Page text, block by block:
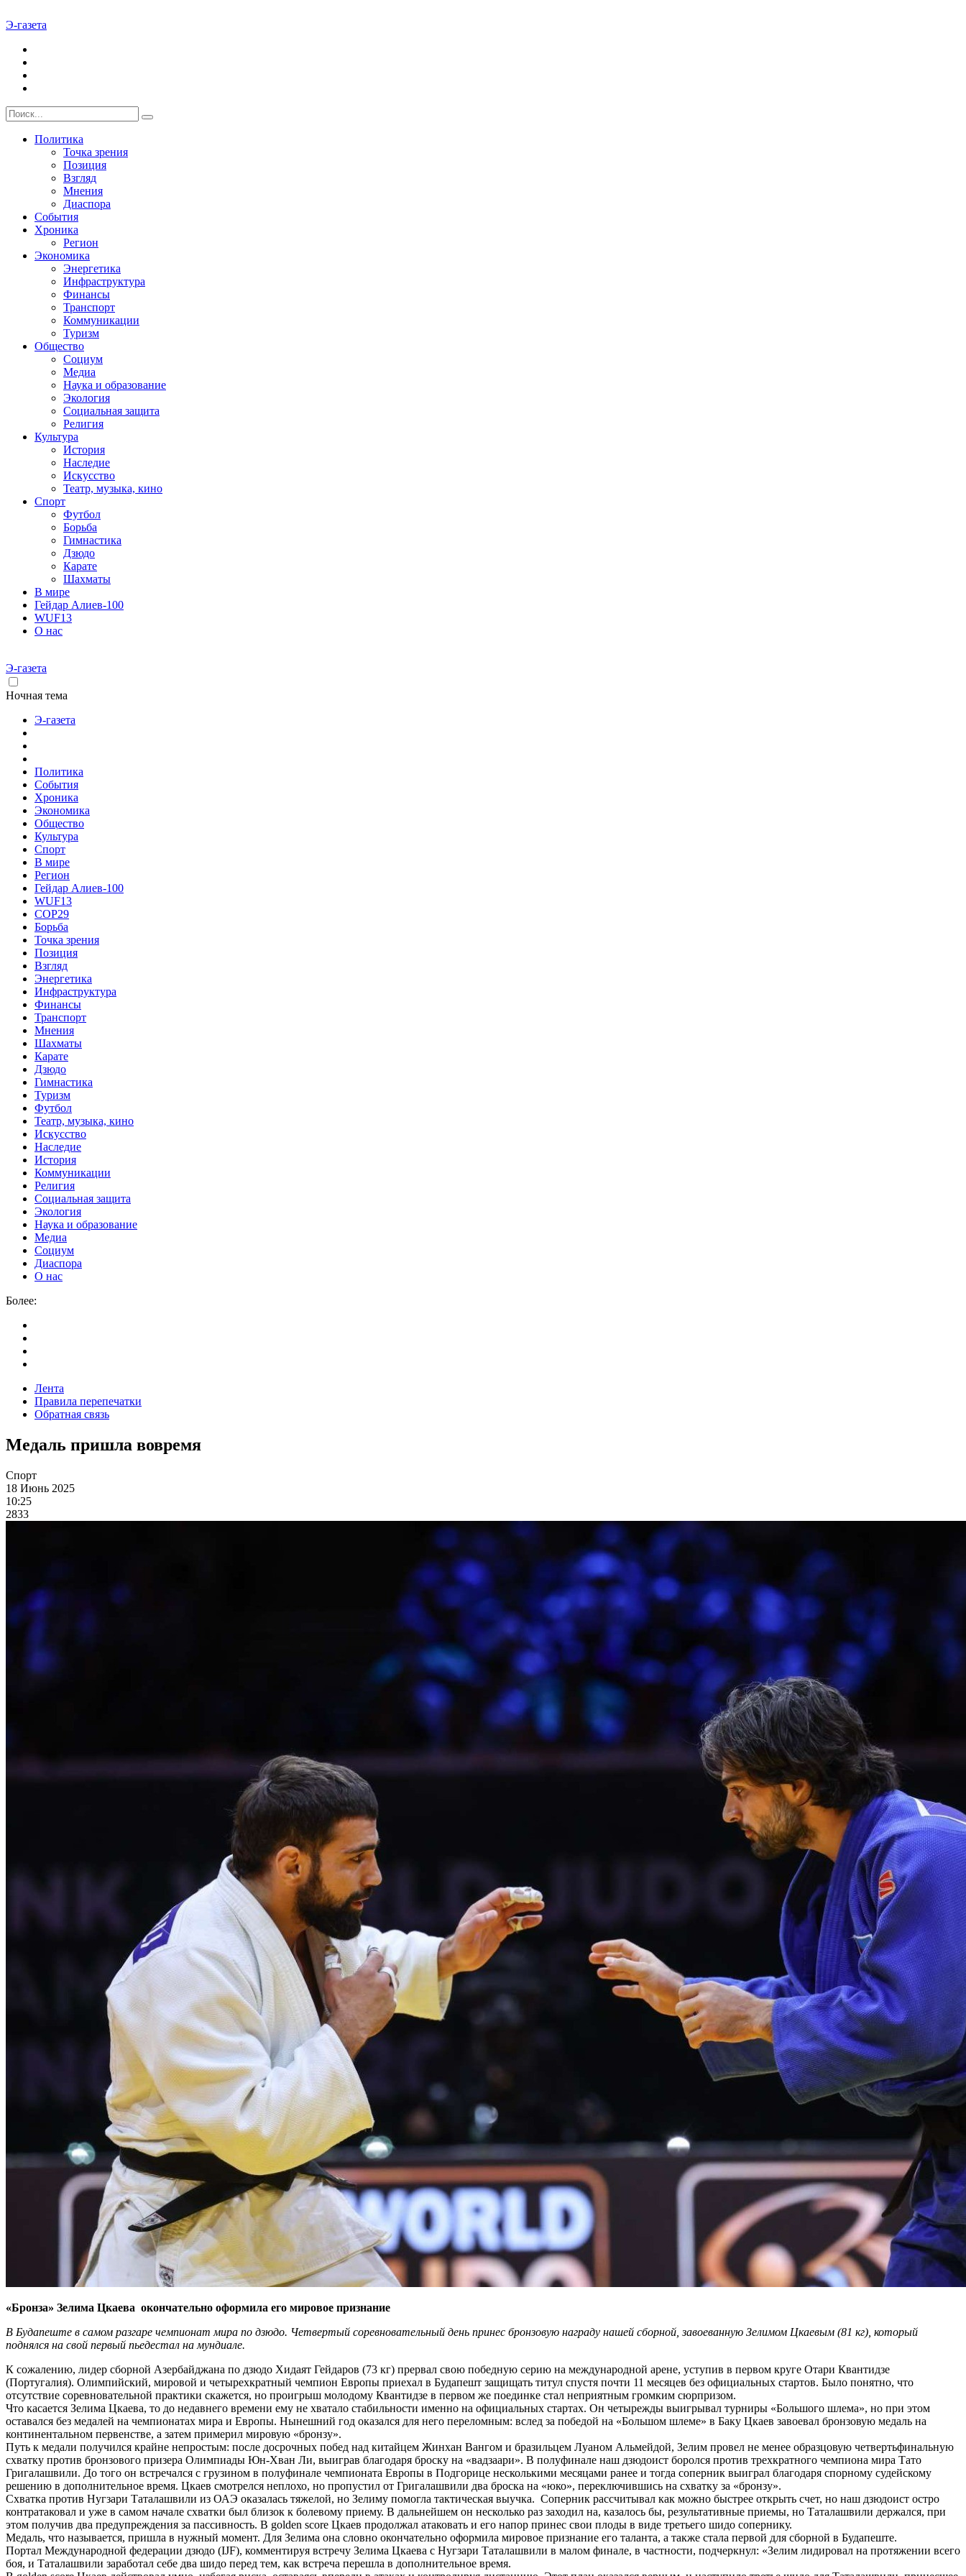
Э-газета
Политика
Точка зрения
Позиция
Взгляд
Мнения
Диаспора
События
Хроника
Регион
Экономика
Энергетика
Инфраструктура
Финансы
Транспорт
Коммуникации
Туризм
Общество
Социум
Медиа
Наука и образование
Экология
Социальная защита
Религия
Культура
История
Наследие
Искусство
Театр, музыка, кино
Спорт
Футбол
Борьба
Гимнастика
Дзюдо
Карате
Шахматы
В мире
Гейдар Алиев-100
WUF13
О нас
Э-газета
Ночная тема
Э-газета
Политика
События
Хроника
Экономика
Общество
Культура
Спорт
В мире
Регион
Гейдар Алиев-100
WUF13
COP29
Борьба
Точка зрения
Позиция
Взгляд
Энергетика
Инфраструктура
Финансы
Транспорт
Мнения
Шахматы
Карате
Дзюдо
Гимнастика
Туризм
Футбол
Театр, музыка, кино
Искусство
Наследие
История
Коммуникации
Религия
Социальная защита
Экология
Наука и образование
Медиа
Социум
Диаспора
О нас
Более:
Лента
Правила перепечатки
Обратная связь
Медаль пришла вовремя
Спорт
18 Июнь 2025
10:25
2833
«Бронза» Зелима Цкаева окончательно оформила его мировое признание
В Будапеште в самом разгаре чемпионат мира по дзюдо. Четвертый соревновательный день принес бронзовую награду нашей сборной, завоеванную Зелимом Цкаевым (81 кг), который
поднялся на свой первый пьедестал на мундиале.
К сожалению, лидер сборной Азербайджана по дзюдо Хидаят Гейдаров (73 кг) прервал свою победную серию на международной арене, уступив в первом круге Отари Квантидзе
(Португалия). Олимпийский, мировой и четырехкратный чемпион Европы приехал в Будапешт защищать титул спустя почти 11 месяцев без официальных стартов. Было понятно, что
отсутствие соревновательной практики скажется, но проигрыш молодому Квантидзе в первом же поединке стал неприятным громким сюрпризом.
Что касается Зелима Цкаева, то до недавнего времени ему не хватало стабильности именно на официальных стартах. Он четырежды выигрывал турниры «Большого шлема», но при этом
оставался без медалей на чемпионатах мира и Европы. Нынешний год оказался для него переломным: вслед за победой на «Большом шлеме» в Баку Цкаев завоевал бронзовую медаль на
континентальном первенстве, а затем примерил мировую «бронзу».
Путь к медали получился крайне непростым: после досрочных побед над китайцем Жинхан Вангом и бразильцем Луаном Альмейдой, Зелим провел не менее образцовую четвертьфинальную
схватку против бронзового призера Олимпиады Юн-Хван Ли, выиграв благодаря броску на «вадзаари». В полуфинале наш дзюдоист боролся против трехкратного чемпиона мира Тато
Григалашвили. До того он встречался с грузином в полуфинале чемпионата Европы в Подгорице несколькими месяцами ранее и тогда соперник выиграл благодаря спорному судейскому
решению в дополнительное время. Цкаев смотрелся неплохо, но пропустил от Григалашвили два броска на «юко», переключившись на схватку за «бронзу».
Схватка против Нугзари Таталашвили из ОАЭ оказалась тяжелой, но Зелиму помогла тактическая выучка. Соперник рассчитывал как можно быстрее открыть счет, но наш дзюдоист остро
контратаковал и уже в самом начале схватки был близок к болевому приему. В дальнейшем он несколько раз заходил на, казалось бы, результативные приемы, но Таталашвили держался, при
этом получив два предупреждения за пассивность. В golden score Цкаев продолжал атаковать и его напор принес свои плоды в виде третьего шидо сопернику.
Медаль, что называется, пришла в нужный момент. Для Зелима она словно окончательно оформила мировое признание его таланта, а также стала первой для сборной в Будапеште.
Портал Международной федерации дзюдо (IJF), комментируя встречу Зелима Цкаева с Нугзари Таталашвили в малом финале, в частности, подчеркнул: «Зелим лидировал на протяжении всего
боя, и Таталашвили заработал себе два шидо перед тем, как встреча перешла в дополнительное время.